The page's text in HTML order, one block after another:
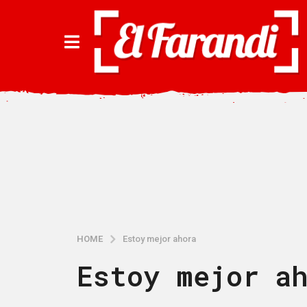
HOME Estoy mejor ahora
Estoy mejor